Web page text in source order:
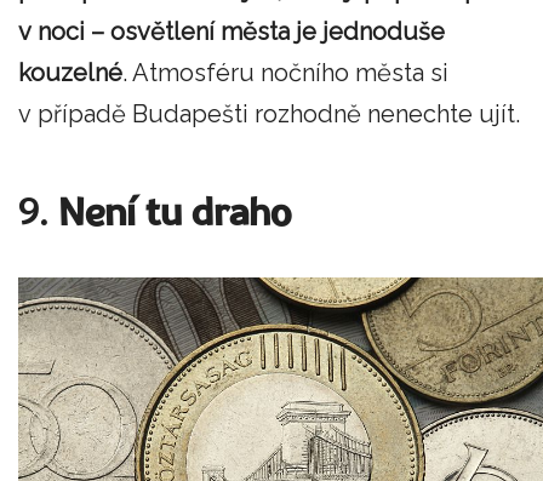
v noci – osvětlení města je jednoduše
kouzelné. Atmosféru nočního města si
v případě Budapešti rozhodně nenechte ujít.
9. Není tu draho